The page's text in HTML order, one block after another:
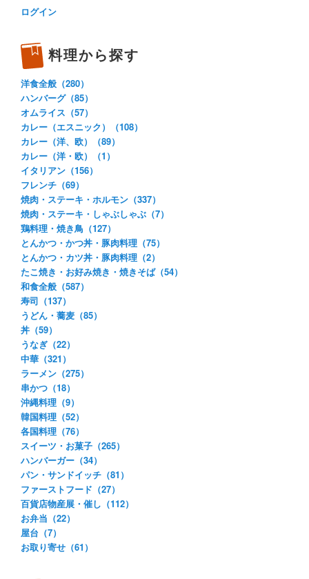
ログイン
料理から探す
洋食全般（280）
ハンバーグ（85）
オムライス（57）
カレー（エスニック）（108）
カレー（洋、欧）（89）
カレー（洋・欧）（1）
イタリアン（156）
フレンチ（69）
焼肉・ステーキ・ホルモン（337）
焼肉・ステーキ・しゃぶしゃぶ（7）
鶏料理・焼き鳥（127）
とんかつ・かつ丼・豚肉料理（75）
とんかつ・カツ丼・豚肉料理（2）
たこ焼き・お好み焼き・焼きそば（54）
和食全般（587）
寿司（137）
うどん・蕎麦（85）
丼（59）
うなぎ（22）
中華（321）
ラーメン（275）
串かつ（18）
沖縄料理（9）
韓国料理（52）
各国料理（76）
スイーツ・お菓子（265）
ハンバーガー（34）
パン・サンドイッチ（81）
ファーストフード（27）
百貨店物産展・催し（112）
お弁当（22）
屋台（7）
お取り寄せ（61）